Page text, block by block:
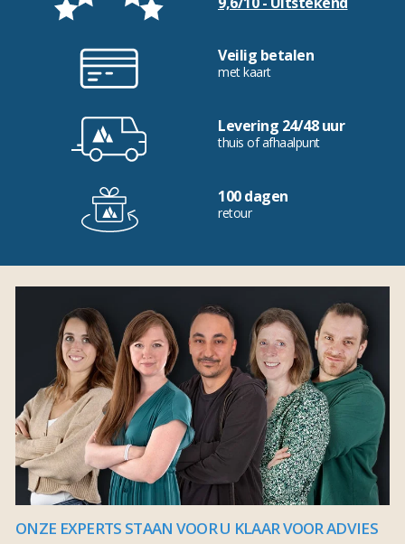
Veilig betalen
met kaart
Levering 24/48 uur
thuis of afhaalpunt
100 dagen
retour
ONZE EXPERTS STAAN VOOR U KLAAR VOOR ADVIES